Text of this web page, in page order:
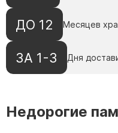
ДО 12 Месяцев
ЗА 1-3 Дня
Недорогие